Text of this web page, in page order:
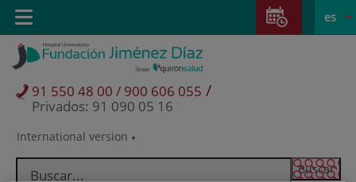
Saltar al contenido
Saltar
contenido
Selector
idioma
activo
es
International version
91 550 48 00 / 900 606 055 /
Privados: 91 090 05 16
Toggle
navigation